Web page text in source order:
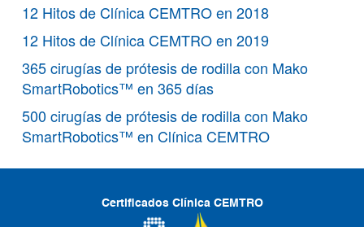
12 Hitos de Clínica CEMTRO en 2018
12 Hitos de Clínica CEMTRO en 2019
365 cirugías de prótesis de rodilla con Mako
SmartRobotics™ en 365 días
500 cirugías de prótesis de rodilla con Mako
SmartRobotics™ en Clínica CEMTRO
Certificados Clínica CEMTRO